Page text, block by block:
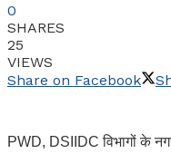
0
SHARES
25
VIEWS
Share on Facebook
PWD, DSIIDC विभागों के